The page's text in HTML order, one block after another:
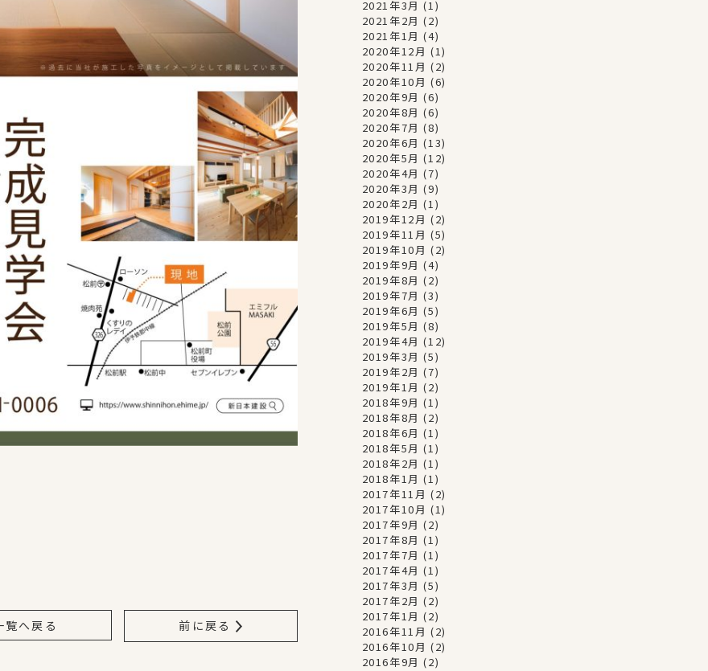
覧へ戻る 前に戻る
2021年3月 (1)
2021年2月 (2)
2021年1月 (4)
2020年12月 (1)
2020年11月 (2)
2020年10月 (6)
2020年9月 (6)
2020年8月 (6)
2020年7月 (8)
2020年6月 (13)
2020年5月 (12)
2020年4月 (7)
2020年3月 (9)
2020年2月 (1)
2019年12月 (2)
2019年11月 (5)
2019年10月 (2)
2019年9月 (4)
2019年8月 (2)
2019年7月 (3)
2019年6月 (5)
2019年5月 (8)
2019年4月 (12)
2019年3月 (5)
2019年2月 (7)
2019年1月 (2)
2018年9月 (1)
2018年8月 (2)
2018年6月 (1)
2018年5月 (1)
2018年2月 (1)
2018年1月 (1)
2017年11月 (2)
2017年10月 (1)
2017年9月 (2)
2017年8月 (1)
2017年7月 (1)
2017年4月 (1)
2017年3月 (5)
2017年2月 (2)
2017年1月 (2)
2016年11月 (2)
2016年10月 (2)
2016年9月 (2)